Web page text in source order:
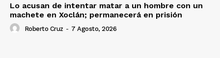
Lo acusan de intentar matar a un hombre con un
machete en Xoclán; permanecerá en prisión
Roberto Cruz - 7 Agosto, 2026